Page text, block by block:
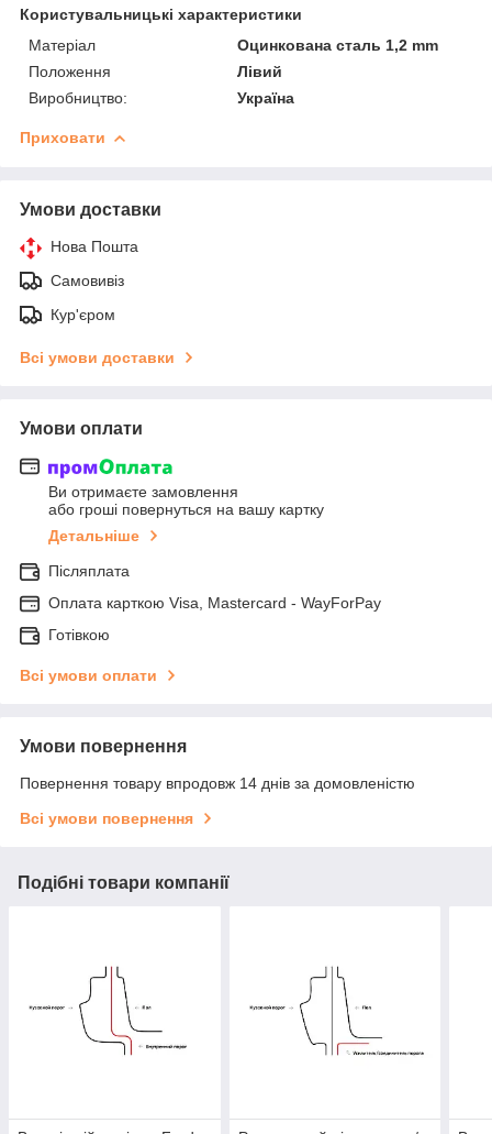
Користувальницькі характеристики
Матеріал
Оцинкована сталь 1,2 mm
Положення
Лівий
Виробництво:
Україна
Приховати
Умови доставки
Нова Пошта
Самовивіз
Кур'єром
Всі умови доставки
Умови оплати
Ви отримаєте замовлення
або гроші повернуться на вашу картку
Детальніше
Післяплата
Оплата карткою Visa, Mastercard - WayForPay
Готівкою
Всі умови оплати
Умови повернення
Повернення товару впродовж 14 днів за домовленістю
Всі умови повернення
Подібні товари компанії